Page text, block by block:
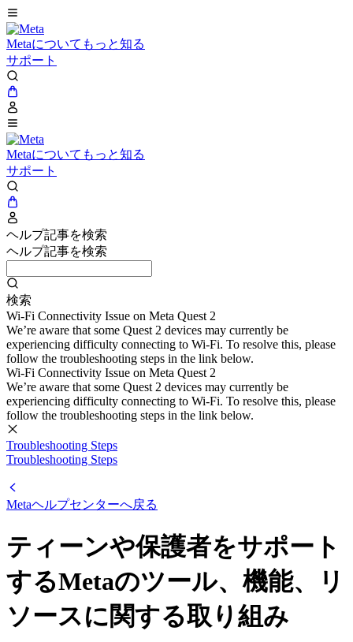
Metaについてもっと知る
サポート
Metaについてもっと知る
サポート
ヘルプ記事を検索
ヘルプ記事を検索
検索
Wi-Fi Connectivity Issue on Meta Quest 2
We’re aware that some Quest 2 devices may currently be
experiencing difficulty connecting to Wi-Fi. To resolve this, please
follow the troubleshooting steps in the link below.
Wi-Fi Connectivity Issue on Meta Quest 2
We’re aware that some Quest 2 devices may currently be
experiencing difficulty connecting to Wi-Fi. To resolve this, please
follow the troubleshooting steps in the link below.
Troubleshooting Steps
Troubleshooting Steps
Metaヘルプセンターへ戻る
ティーンや保護者をサポート
するMetaのツール、機能、リ
ソースに関する取り組み